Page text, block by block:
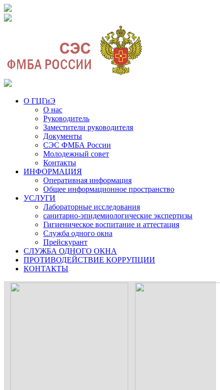
О ГЦГиЭ
О нас
Руководитель
Заместители руководителя
Документы
СЭС ФМБА России
Молодежный совет
Контакты
ИНФОРМАЦИЯ
Оперативная информация
Общее информационное пространство
УСЛУГИ
Лабораторные исследования
санитарно-эпидемиологические экспертизы
Гигиеническое воспитание и аттестация
Служба одного окна
Прейскурант
СЛУЖБА ОДНОГО ОКНА
ПРОТИВОДЕЙСТВИЕ КОРРУПЦИИ
КОНТАКТЫ